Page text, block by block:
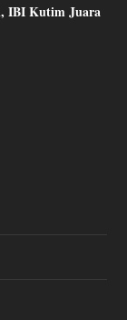
IBI Kutim Juara